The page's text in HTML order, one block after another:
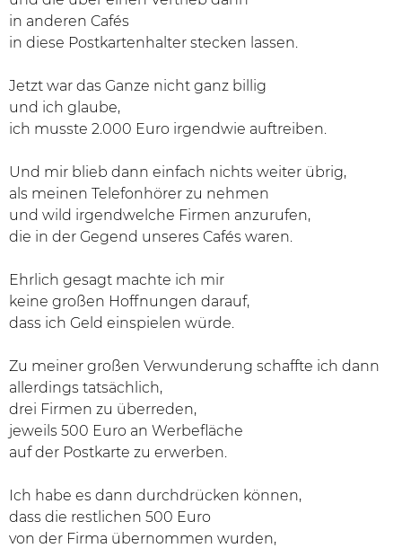
in anderen Cafés
in diese Postkartenhalter stecken lassen.
Jetzt war das Ganze nicht ganz billig
und ich glaube,
ich musste 2.000 Euro irgendwie auftreiben.
Und mir blieb dann einfach nichts weiter übrig,
als meinen Telefonhörer zu nehmen
und wild irgendwelche Firmen anzurufen,
die in der Gegend unseres Cafés waren.
Ehrlich gesagt machte ich mir
keine großen Hoffnungen darauf,
dass ich Geld einspielen würde.
Zu meiner großen Verwunderung schaffte ich dann
allerdings tatsächlich,
drei Firmen zu überreden,
jeweils 500 Euro an Werbefläche
auf der Postkarte zu erwerben.
Ich habe es dann durchdrücken können,
dass die restlichen 500 Euro
von der Firma übernommen wurden,